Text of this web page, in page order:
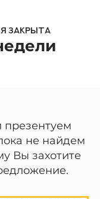
закрыта
не найдем
Вы захотите